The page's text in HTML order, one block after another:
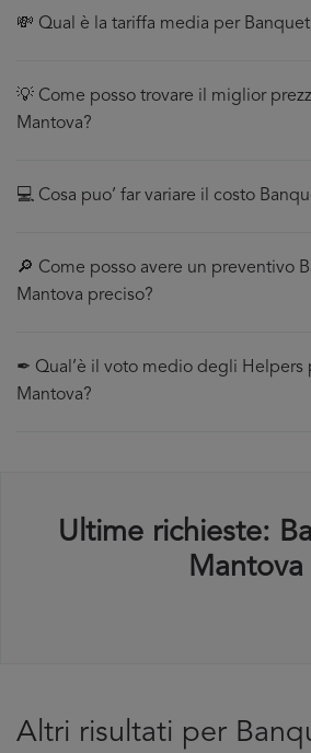
💸 Qual è la tariffa media per
💡 Come posso trovare il miglior
Mantova?
💻 Cosa puo’ far variare il costo
🔎 Come posso avere un preventivo
Mantova preciso?
✒ Qual’è il voto medio degli Helpers
Mantova?
Ultime richieste:
Mantova
Altri risultati per